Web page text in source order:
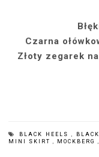
Czarna
Złoty zegarek
BLACK HEELS
MINI SKIRT
MOCKBERG